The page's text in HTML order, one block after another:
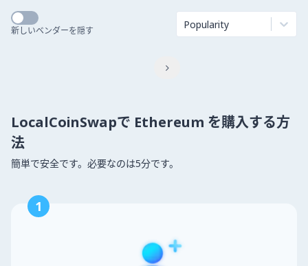
新しいベンダーを隠す Popularity

LocalCoinSwapで Ethereum を購入する方
法
簡単で安全です。必要なのは5分です。
1